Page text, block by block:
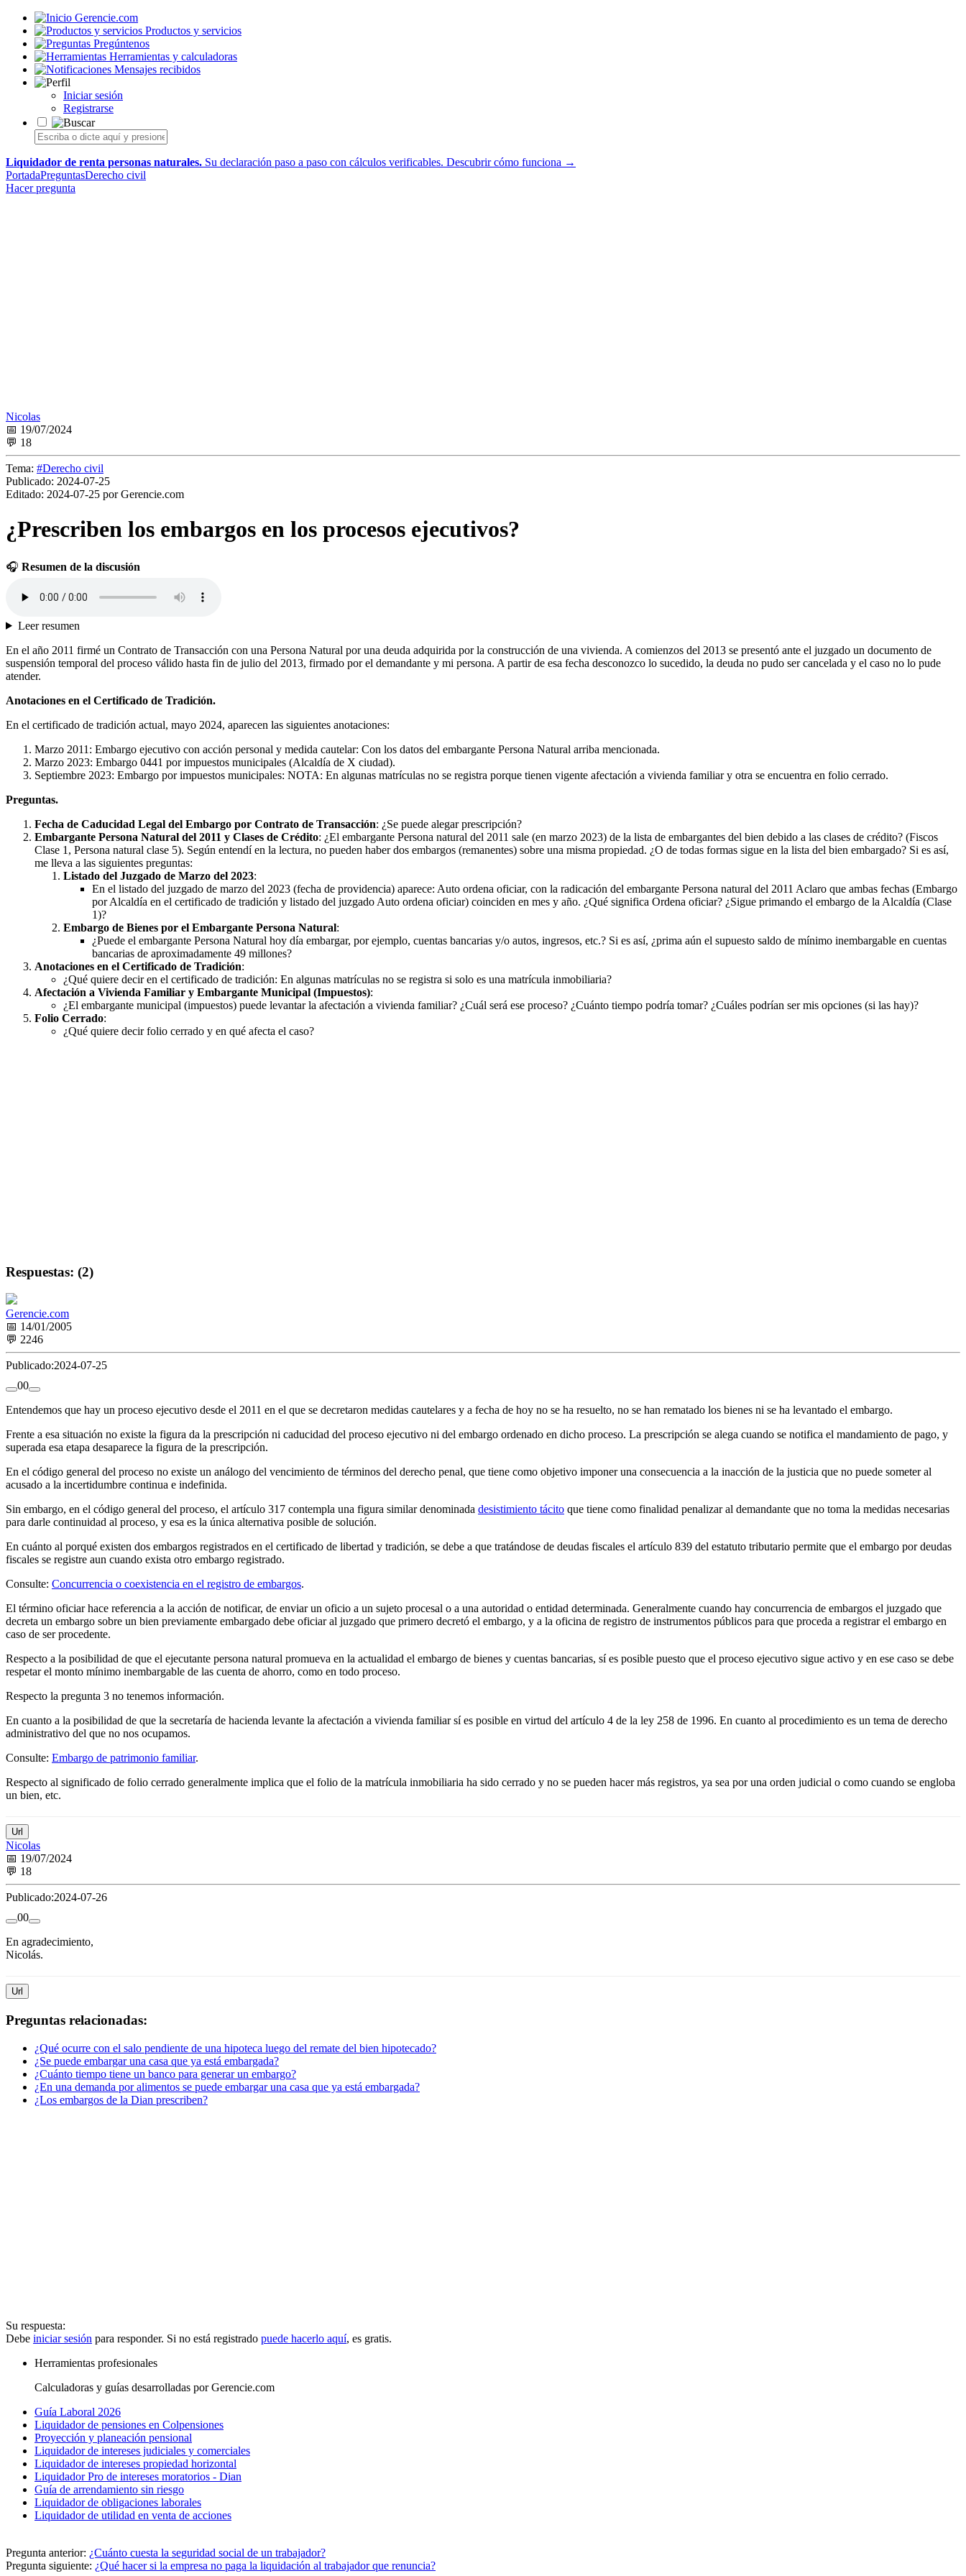
Gerencie.com
Productos y servicios
Pregúntenos
Herramientas y calculadoras
Mensajes recibidos
Iniciar sesión
Registrarse
Liquidador de renta personas naturales. Su declaración paso a paso con cálculos verificables. Descubrir cómo funciona →
PortadaPreguntasDerecho civil
Hacer pregunta
Nicolas
📅 19/07/2024
💬 18
Tema: #Derecho civil
Publicado: 2024-07-25
Editado: 2024-07-25 por Gerencie.com
¿Prescriben los embargos en los procesos ejecutivos?
🎧 Resumen de la discusión
Leer resumen
En el año 2011 firmé un Contrato de Transacción con una Persona Natural por una deuda adquirida por la construcción de una vivienda. A comienzos del 2013 se presentó ante el juzgado un documento de
suspensión temporal del proceso válido hasta fin de julio del 2013, firmado por el demandante y mi persona. A partir de esa fecha desconozco lo sucedido, la deuda no pudo ser cancelada y el caso no lo pude
atender.
Anotaciones en el Certificado de Tradición.
En el certificado de tradición actual, mayo 2024, aparecen las siguientes anotaciones:
Marzo 2011: Embargo ejecutivo con acción personal y medida cautelar: Con los datos del embargante Persona Natural arriba mencionada.
Marzo 2023: Embargo 0441 por impuestos municipales (Alcaldía de X ciudad).
Septiembre 2023: Embargo por impuestos municipales: NOTA: En algunas matrículas no se registra porque tienen vigente afectación a vivienda familiar y otra se encuentra en folio cerrado.
Preguntas.
Fecha de Caducidad Legal del Embargo por Contrato de Transacción: ¿Se puede alegar prescripción?
Embargante Persona Natural del 2011 y Clases de Crédito: ¿El embargante Persona natural del 2011 sale (en marzo 2023) de la lista de embargantes del bien debido a las clases de crédito? (Fiscos
Clase 1, Persona natural clase 5). Según entendí en la lectura, no pueden haber dos embargos (remanentes) sobre una misma propiedad. ¿O de todas formas sigue en la lista del bien embargado? Si es así,
me lleva a las siguientes preguntas:
Listado del Juzgado de Marzo del 2023:
En el listado del juzgado de marzo del 2023 (fecha de providencia) aparece: Auto ordena oficiar, con la radicación del embargante Persona natural del 2011 Aclaro que ambas fechas (Embargo
por Alcaldía en el certificado de tradición y listado del juzgado Auto ordena oficiar) coinciden en mes y año. ¿Qué significa Ordena oficiar? ¿Sigue primando el embargo de la Alcaldía (Clase
1)?
Embargo de Bienes por el Embargante Persona Natural:
¿Puede el embargante Persona Natural hoy día embargar, por ejemplo, cuentas bancarias y/o autos, ingresos, etc.? Si es así, ¿prima aún el supuesto saldo de mínimo inembargable en cuentas
bancarias de aproximadamente 49 millones?
Anotaciones en el Certificado de Tradición:
¿Qué quiere decir en el certificado de tradición: En algunas matrículas no se registra si solo es una matrícula inmobiliaria?
Afectación a Vivienda Familiar y Embargante Municipal (Impuestos):
¿El embargante municipal (impuestos) puede levantar la afectación a vivienda familiar? ¿Cuál será ese proceso? ¿Cuánto tiempo podría tomar? ¿Cuáles podrían ser mis opciones (si las hay)?
Folio Cerrado:
¿Qué quiere decir folio cerrado y en qué afecta el caso?
Respuestas: (2)
Gerencie.com
📅 14/01/2005
💬 2246
Publicado:2024-07-25
00
Entendemos que hay un proceso ejecutivo desde el 2011 en el que se decretaron medidas cautelares y a fecha de hoy no se ha resuelto, no se han rematado los bienes ni se ha levantado el embargo.
Frente a esa situación no existe la figura da la prescripción ni caducidad del proceso ejecutivo ni del embargo ordenado en dicho proceso. La prescripción se alega cuando se notifica el mandamiento de pago, y
superada esa etapa desaparece la figura de la prescripción.
En el código general del proceso no existe un análogo del vencimiento de términos del derecho penal, que tiene como objetivo imponer una consecuencia a la inacción de la justicia que no puede someter al
acusado a la incertidumbre continua e indefinida.
Sin embargo, en el código general del proceso, el artículo 317 contempla una figura similar denominada desistimiento tácito que tiene como finalidad penalizar al demandante que no toma la medidas necesarias
para darle continuidad al proceso, y esa es la única alternativa posible de solución.
En cuánto al porqué existen dos embargos registrados en el certificado de libertad y tradición, se debe a que tratándose de deudas fiscales el artículo 839 del estatuto tributario permite que el embargo por deudas
fiscales se registre aun cuando exista otro embargo registrado.
Consulte: Concurrencia o coexistencia en el registro de embargos.
El término oficiar hace referencia a la acción de notificar, de enviar un oficio a un sujeto procesal o a una autoridad o entidad determinada. Generalmente cuando hay concurrencia de embargos el juzgado que
decreta un embargo sobre un bien previamente embargado debe oficiar al juzgado que primero decretó el embargo, y a la oficina de registro de instrumentos públicos para que proceda a registrar el embargo en
caso de ser procedente.
Respecto a la posibilidad de que el ejecutante persona natural promueva en la actualidad el embargo de bienes y cuentas bancarias, sí es posible puesto que el proceso ejecutivo sigue activo y en ese caso se debe
respetar el monto mínimo inembargable de las cuenta de ahorro, como en todo proceso.
Respecto la pregunta 3 no tenemos información.
En cuanto a la posibilidad de que la secretaría de hacienda levante la afectación a vivienda familiar sí es posible en virtud del artículo 4 de la ley 258 de 1996. En cuanto al procedimiento es un tema de derecho
administrativo del que no nos ocupamos.
Consulte: Embargo de patrimonio familiar.
Respecto al significado de folio cerrado generalmente implica que el folio de la matrícula inmobiliaria ha sido cerrado y no se pueden hacer más registros, ya sea por una orden judicial o como cuando se engloba
un bien, etc.
Url
Nicolas
📅 19/07/2024
💬 18
Publicado:2024-07-26
00
En agradecimiento,
Nicolás.
Url
Preguntas relacionadas:
¿Qué ocurre con el salo pendiente de una hipoteca luego del remate del bien hipotecado?
¿Se puede embargar una casa que ya está embargada?
¿Cuánto tiempo tiene un banco para generar un embargo?
¿En una demanda por alimentos se puede embargar una casa que ya está embargada?
¿Los embargos de la Dian prescriben?
Su respuesta:
Debe iniciar sesión para responder. Si no está registrado puede hacerlo aquí, es gratis.
Herramientas profesionales
Calculadoras y guías desarrolladas por Gerencie.com
Guía Laboral 2026
Liquidador de pensiones en Colpensiones
Proyección y planeación pensional
Liquidador de intereses judiciales y comerciales
Liquidador de intereses propiedad horizontal
Liquidador Pro de intereses moratorios - Dian
Guía de arrendamiento sin riesgo
Liquidador de obligaciones laborales
Liquidador de utilidad en venta de acciones
Pregunta anterior: ¿Cuánto cuesta la seguridad social de un trabajador?
Pregunta siguiente: ¿Qué hacer si la empresa no paga la liquidación al trabajador que renuncia?